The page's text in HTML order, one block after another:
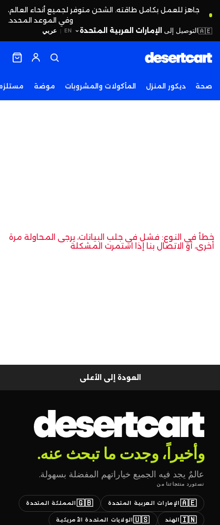
جاهز للعمل بكامل طاقته. الشحن متوفر لجميع أنحاء العالم،
وفي الموعد المحدد.
EN
| عربي 🇦🇪التوصيل إلى الإمارات العربية المتحدة
صحة ديكور المنزل المأكولات والمشروبات موضة
خطأ في النوع: فشل في جلب البيانات، يرجى المحاولة مرة
أخرى، أو الاتصال بنا إذا استمرت المشكلة
العودة إلى الأعلى
وأخيراً، وجدت ما تبحث عنه.
عالمٌ يجد فيه الجميع خياراتهم المفضلة بسهولة.
نستورد منتجاتنا من
🇦🇪 الإمارات العربية المتحدة 🇬🇧 المملكة المتحدة
🇮🇳 الهند 🇺🇸الولايات المتحدة الأمريكية